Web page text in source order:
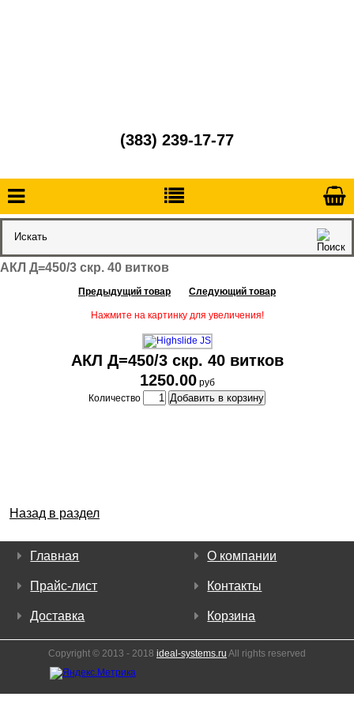
(383) 239-17-77
АКЛ Д=450/3 скр. 40 витков
Предыдущий товар Следующий товар
Нажмите на картинку для увеличения!
АКЛ Д=450/3 скр. 40 витков
1250.00руб
Количество
Добавить в корзину
Назад в раздел
Главная О компании
Прайс-лист Контакты
Доставка Корзина
Copyright © 2013 - 2018 ideal-systems.ru All rights reserved